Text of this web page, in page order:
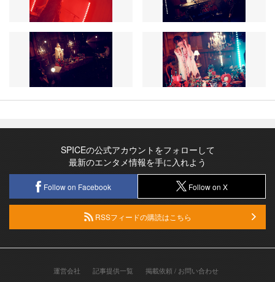
SPICEの公式アカウントをフォローして
最新のエンタメ情報を手に入れよう
Follow on Facebook Follow on X
RSSフィードの購読はこちら
運営会社 記事提供一覧 掲載依頼 / お問い合わせ